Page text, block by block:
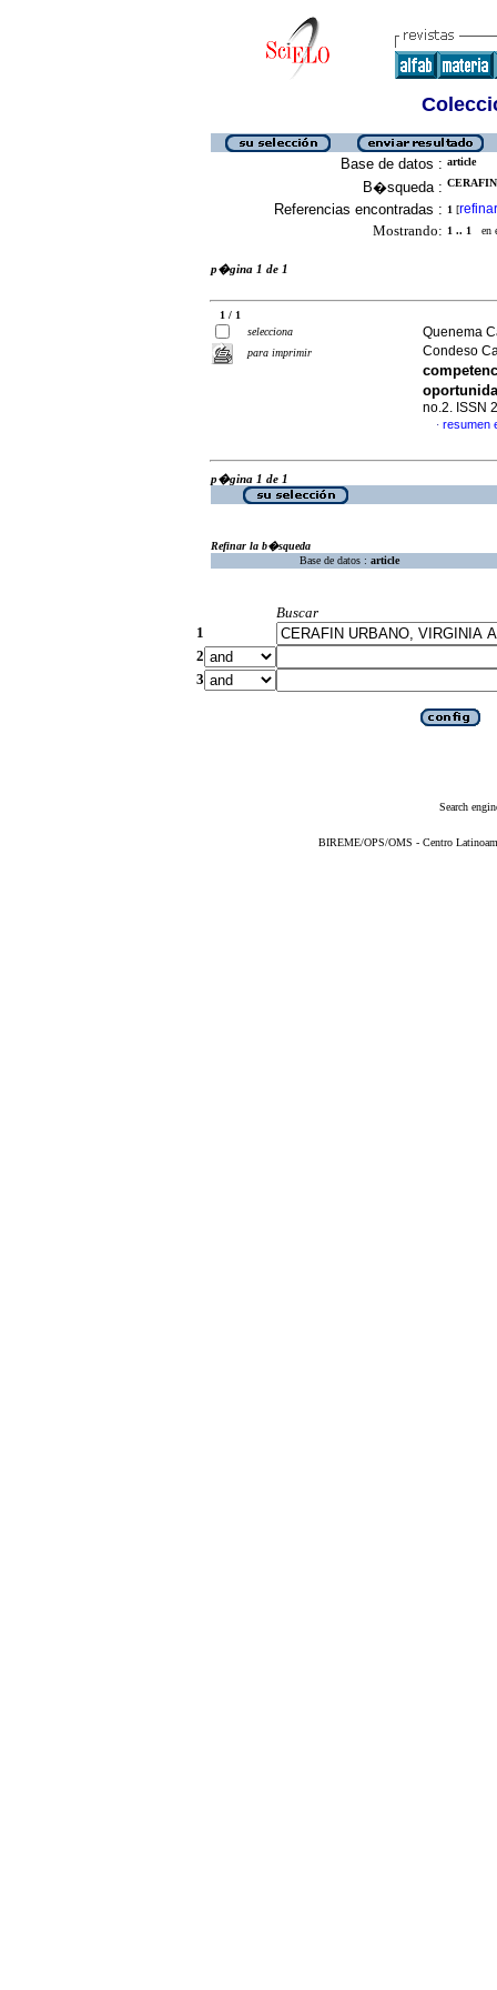
Base de datos : article
B�squeda :
Referencias encontradas : 1 [refinar
Mostrando: 1 .. 1 en
p�gina 1 de 1
1 / 1
selecciona
para imprimir
Quenema
Condeso
no.2. ISSN
· resumen
p�gina 1 de 1
Refinar la b�squeda
Base de datos : article
Buscar
1
2
3
Search
BIREME/OPS/OMS - Centro